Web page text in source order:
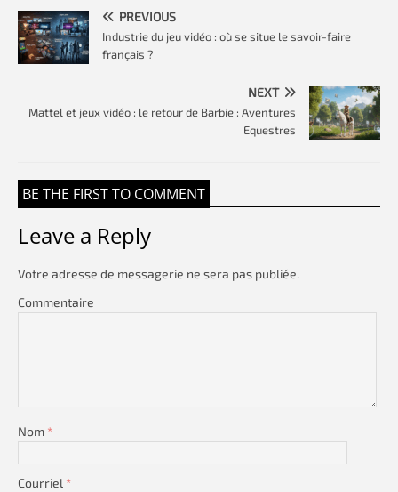
PREVIOUS
Industrie du jeu vidéo : où se situe le savoir-faire
français ?
NEXT
Mattel et jeux vidéo : le retour de Barbie : Aventures
Equestres
BE THE FIRST TO COMMENT
Leave a Reply
Votre adresse de messagerie ne sera pas publiée.
Commentaire
Nom *
Courriel *